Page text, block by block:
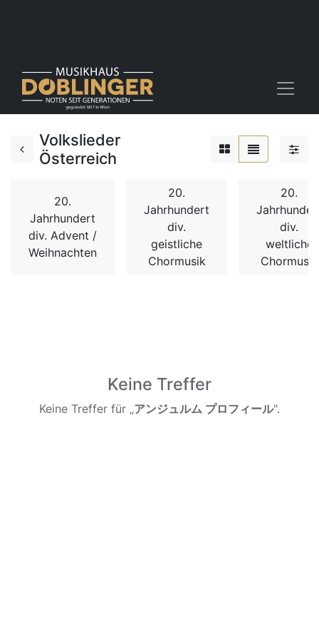
Volkslieder
Österreich
20.
Jahrhundert
div. Advent /
Weihnachten
20.
Jahrhundert
div.
geistliche
Chormusik
20.
div.
weltliche
Chormusik
Keine Treffer
Keine Treffer für „アンジュルム プロフィール".